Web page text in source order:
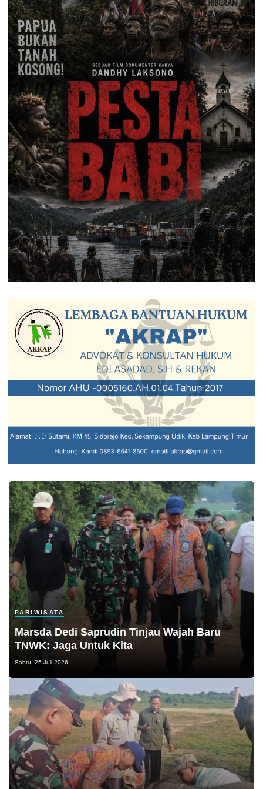
PARIWISATA
Marsda Dedi Saprudin Tinjau Wajah Baru
TNWK: Jaga Untuk Kita
Sabtu, 25 Juli 2026